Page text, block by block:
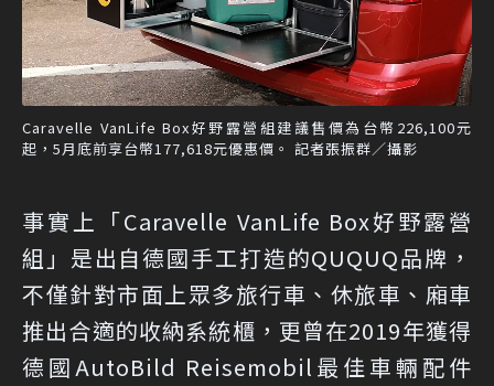
Caravelle VanLife Box好野露營組建議售價為台幣226,100元
起，5月底前享台幣177,618元優惠價。 記者張振群／攝影
事實上「Caravelle VanLife Box好野露營
組」是出自德國手工打造的QUQUQ品牌，
不僅針對市面上眾多旅行車、休旅車、廂車
推出合適的收納系統櫃，更曾在2019年獲得
德國AutoBild Reisemobil最佳車輛配件